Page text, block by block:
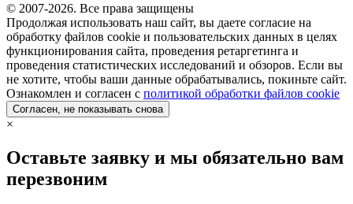
© 2007-2026. Все права защищены
Продолжая использовать наш сайт, вы даете согласие на
обработку файлов cookie и пользовательских данных в целях
функционирования сайта, проведения ретаргетинга и
проведения статистических исследований и обзоров. Если вы
не хотите, чтобы ваши данные обрабатывались, покиньте сайт.
Ознакомлен и согласен с политикой обработки файлов cookie
Согласен, не показывать снова
×
Оставьте заявку и мы обязательно вам
перезвоним